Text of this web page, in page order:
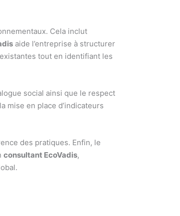
Cela inclut
aide l’entreprise à structurer
tout en identifiant les
social ainsi que le respect
mise en place d’indicateurs
des pratiques. Enfin, le
consultant EcoVadis,